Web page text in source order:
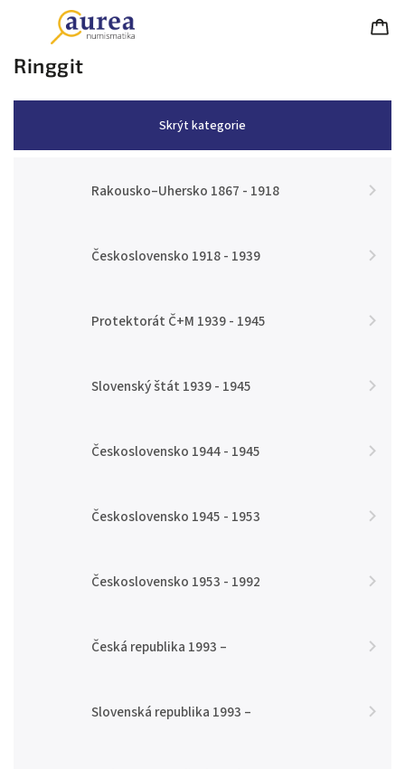
Ringgit
Skrýt kategorie
Rakousko–Uhersko 1867 - 1918
Československo 1918 - 1939
Protektorát Č+M 1939 - 1945
Slovenský štát 1939 - 1945
Československo 1944 - 1945
Československo 1945 - 1953
Československo 1953 - 1992
Česká republika 1993 –
Slovenská republika 1993 –